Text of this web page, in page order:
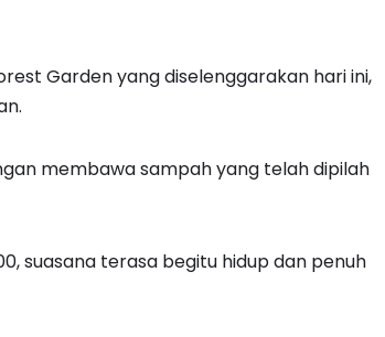
Garden yang diselenggarakan hari ini,
membawa sampah yang telah dipilah
suasana terasa begitu hidup dan penuh